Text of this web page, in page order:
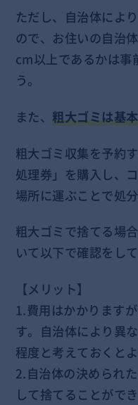
ただし、自治体によ
ので、お住いの自治
cm以上であるかは事
う。
また、粗大ゴミは基
粗大ゴミ収集を予約
処理券」を購入し、
場所に運ぶことで処
粗大ゴミで捨てる場
いて以下で確認をし
【メリット】
1.費用はかかります
す。自治体により異
程度と考えておくと
2.自治体の決められ
して捨てることができ